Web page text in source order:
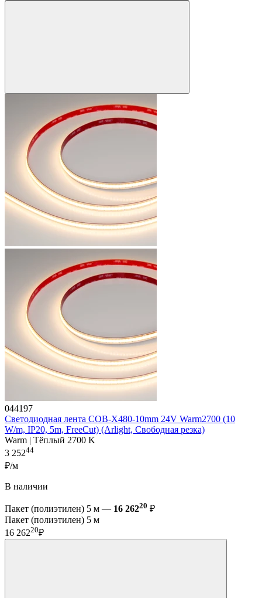
044197
Светодиодная лента COB-X480-10mm 24V Warm2700 (10
W/m, IP20, 5m, FreeCut) (Arlight, Свободная резка)
Warm | Тёплый 2700 K
3 25244
₽/м
В наличии
Пакет (полиэтилен) 5 м — 16 26220 ₽
Пакет (полиэтилен) 5 м
16 26220₽